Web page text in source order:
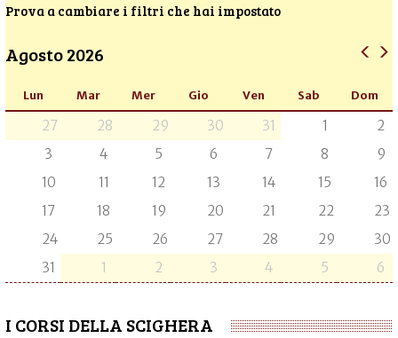
Prova a cambiare i filtri che hai impostato
Agosto 2026
Lun Mar Mer Gio Ven Sab Dom
27 28 29 30 31 1
2
3
4 5 6 7 8
9
10
11 12 13 14 15
16
17
18 19 20 21 22
23
24
25 26 27 28 29
30
31
1 2 3 4 5 6
I CORSI DELLA SCIGHERA